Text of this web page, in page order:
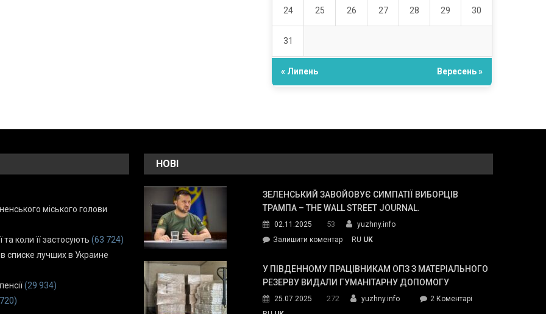
24 25 26 27 28 29 30
31
« Липень Вересень »
міського голови
коли її застосують (63 724)
списке лучших в Украине
(29 934)
НОВІ
ЗЕЛЕНСЬКИЙ ЗАВОЙОВУЄ СИМПАТІЇ ВИБОРЦІВ
ТРАМПА – THE WALL STREET JOURNAL.
02.11.2025 53
yuzhny.info
Залишити коментарon
завойовує
симпатії
Трампа
RU UK
У ПІВДЕННОМУ ПРАЦІВНИКАМ ОПЗ З МАТЕРІАЛЬНОГО
РЕЗЕРВУ ВИДАЛИ ГУМАНІТАРНУ ДОПОМОГУ
25.07.2025 272 yuzhny.info 2 Коментарідо